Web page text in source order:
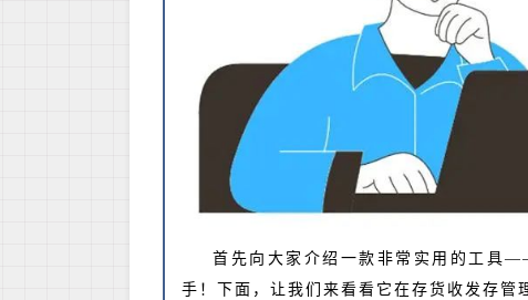
首先向大家介绍一款非常实用的工具
手！下面，让我们来看看它在存货收发存管